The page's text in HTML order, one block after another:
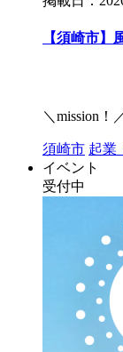
【須崎市】
＼mission！
須崎市 起業
イベント
受付中